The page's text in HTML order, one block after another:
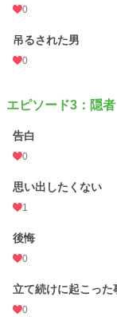
0
吊るされた男
0
エピソード3：隠者
告白
0
思い出したくない
1
後悔
0
立て続けに起こった
0